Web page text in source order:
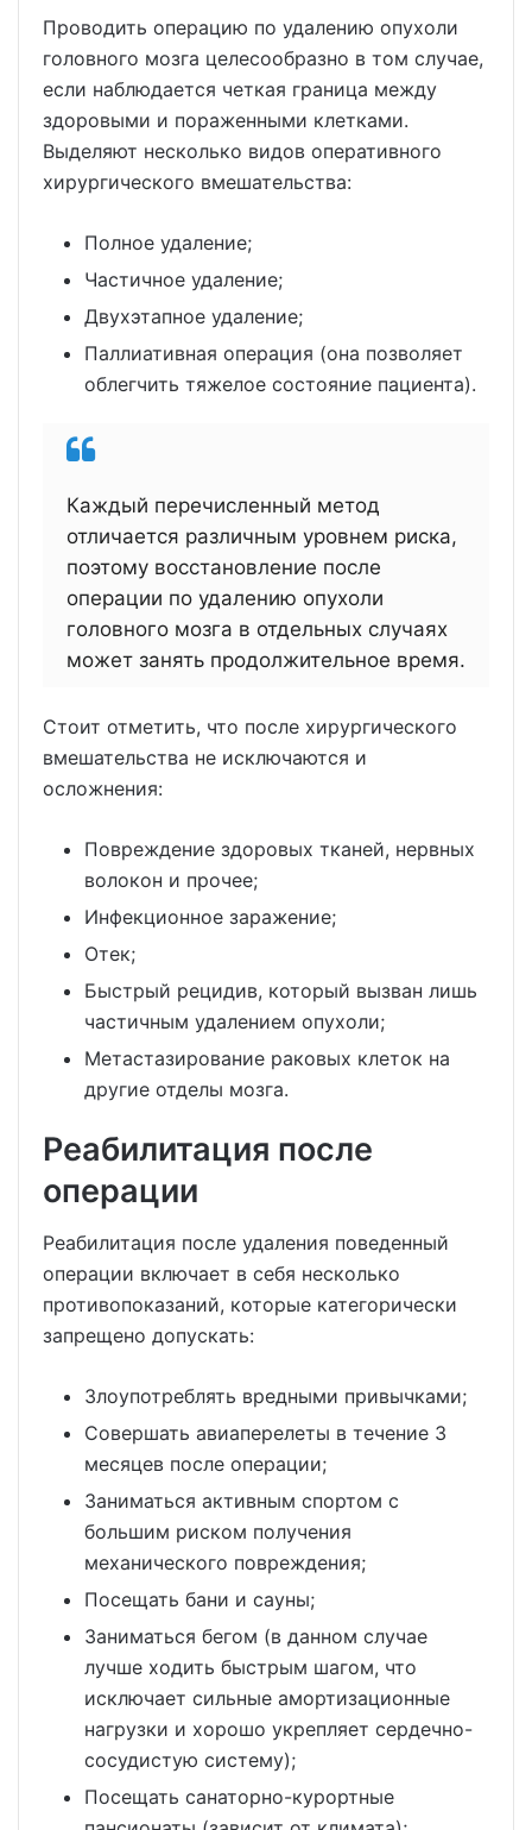
Проводить операцию по удалению опухоли
головного мозга целесообразно в том случае,
если наблюдается четкая граница между
здоровыми и пораженными клетками.
Выделяют несколько видов оперативного
хирургического вмешательства:
Полное удаление;
Частичное удаление;
Двухэтапное удаление;
Паллиативная операция (она позволяет
облегчить тяжелое состояние пациента).
Каждый перечисленный метод
отличается различным уровнем риска,
поэтому восстановление после
операции по удалению опухоли
головного мозга в отдельных случаях
может занять продолжительное время.
Стоит отметить, что после хирургического
вмешательства не исключаются и
осложнения:
Повреждение здоровых тканей, нервных
волокон и прочее;
Инфекционное заражение;
Отек;
Быстрый рецидив, который вызван лишь
частичным удалением опухоли;
Метастазирование раковых клеток на
другие отделы мозга.
Реабилитация после
операции
Реабилитация после удаления поведенный
операции включает в себя несколько
противопоказаний, которые категорически
запрещено допускать:
Злоупотреблять вредными привычками;
Совершать авиаперелеты в течение 3
месяцев после операции;
Заниматься активным спортом с
большим риском получения
механического повреждения;
Посещать бани и сауны;
Заниматься бегом (в данном случае
лучше ходить быстрым шагом, что
исключает сильные амортизационные
нагрузки и хорошо укрепляет сердечно-
сосудистую систему);
Посещать санаторно-курортные